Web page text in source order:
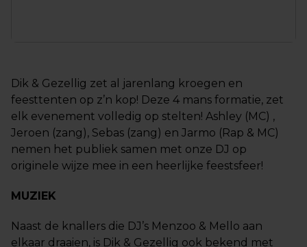
Dik & Gezellig zet al jarenlang kroegen en
feesttenten op z’n kop! Deze 4 mans formatie, zet
elk evenement volledig op stelten! Ashley (MC) ,
Jeroen (zang), Sebas (zang) en Jarmo (Rap & MC)
nemen het publiek samen met onze DJ op
originele wijze mee in een heerlijke feestsfeer!
MUZIEK
Naast de knallers die DJ’s Menzoo & Mello aan
elkaar draaien, is Dik & Gezellig ook bekend met